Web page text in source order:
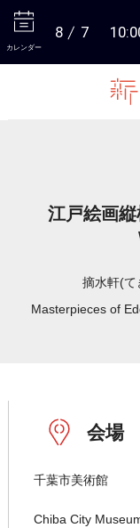
カレンダー
8 7
江戸絵画
摘水軒(て
Masterpieces of
会場
千葉市美術館
Chiba City